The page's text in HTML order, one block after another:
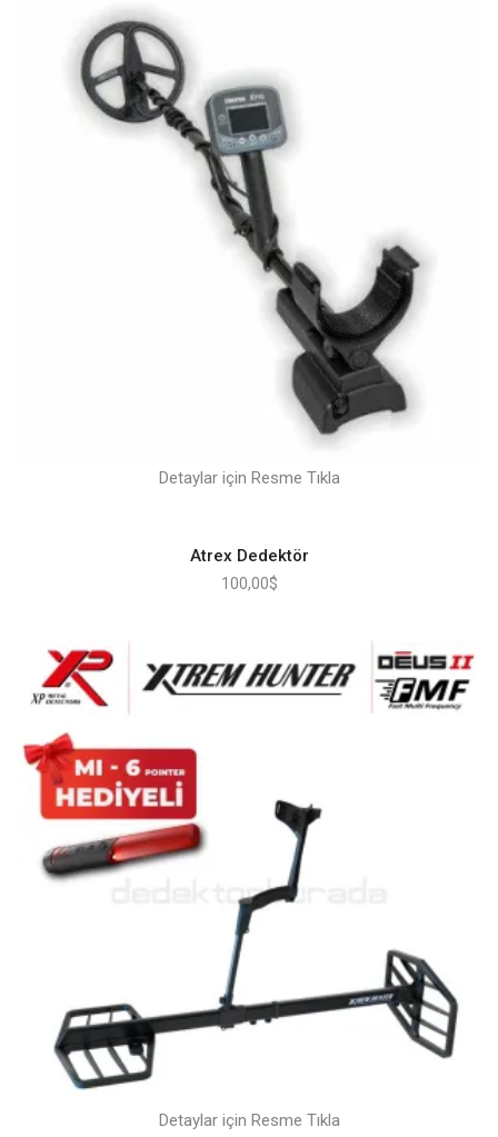
Detaylar için Resme Tıkla
Atrex Dedektör
100,00$
Detaylar için Resme Tıkla